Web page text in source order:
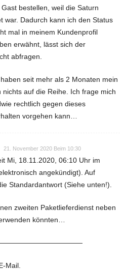
bestellen, weil die Saturn
war. Dadurch kann ich den Status
mal in meinem Kundenprofil
erwähnt, lässt sich der
abfragen.
seit mehr als 2 Monaten mein
auf die Reihe. Ich frage mich
rechtlich gegen dieses
vorgehen kann…
21. November 2020 Beim 10:30
Mi, 18.11.2020, 06:10 Uhr im
angekündigt). Auf
Standardantwort (Siehe unten!).
zweiten Paketlieferdienst neben
könnten…
Mail.